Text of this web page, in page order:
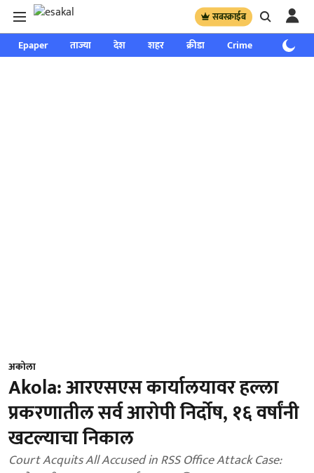
सबस्क्राईब
Epaper ताज्या देश शहर क्रीडा Crime साप्ताहिक
अकोला
Akola: आरएसएस कार्यालयावर हल्ला
प्रकरणातील सर्व आरोपी निर्दोष, १६ वर्षांनी
खटल्याचा निकाल
Court Acquits All Accused in RSS Office Attack Case: